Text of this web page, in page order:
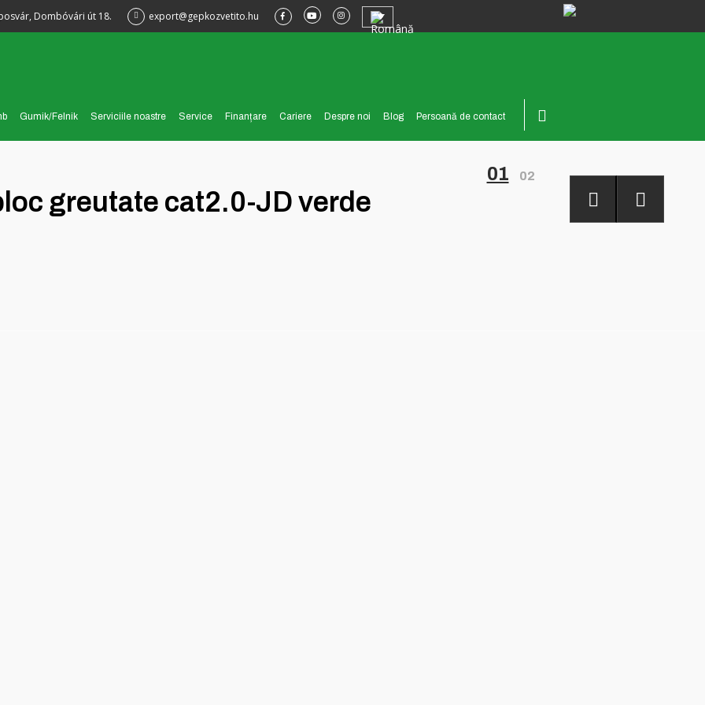
Dombóvári út 18. export@gepkozvetito.hu
Gumik/Felnik Serviciile noastre Service Finanțare Cariere Despre noi Blog Persoană de contact
01 02
greutate cat2.0-JD verde